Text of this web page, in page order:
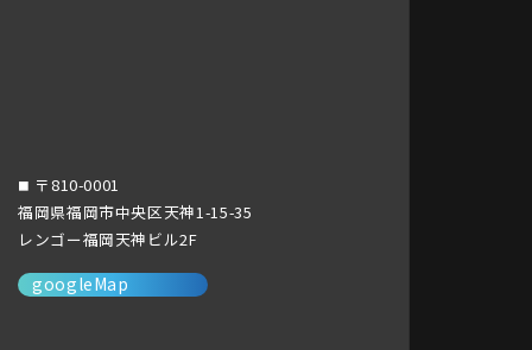
■ 〒810-0001
福岡県福岡市中央区天神1-15-35
レンゴー福岡天神ビル2F
googleMap